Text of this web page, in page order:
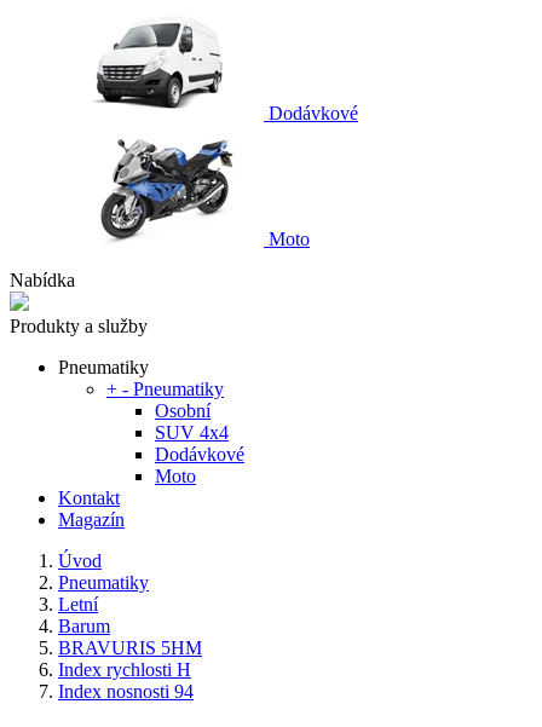
Dodávkové
Moto
Nabídka
Produkty a služby
Pneumatiky
+ - Pneumatiky
Osobní
SUV 4x4
Dodávkové
Moto
Kontakt
Magazín
Úvod
Pneumatiky
Letní
Barum
BRAVURIS 5HM
Index rychlosti H
Index nosnosti 94